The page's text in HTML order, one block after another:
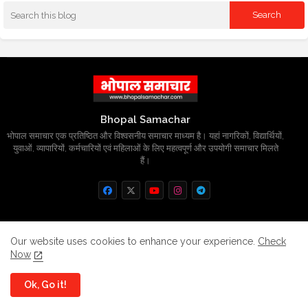
Bhopal Samachar
भोपाल समाचार एक प्रतिष्ठित और विश्वसनीय समाचार माध्यम है। यहां नागरिकों, विद्यार्थियों,
युवाओं, व्यापारियों, कर्मचारियों एवं महिलाओं के लिए महत्वपूर्ण और उपयोगी समाचार मिलते
हैं।
All Right Reserved Copyright
Home About Contact us
Privacy Policy
Our website uses cookies to enhance your experience. Check
Now
Ok, Go it!